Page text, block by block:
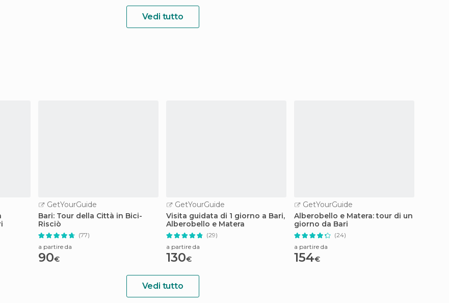
Vedi tutto
GetYourGuide
Bari: Tour della Città in Bici-
Risciò
(77)
a partire da
90€
GetYourGuide
Visita guidata di 1 giorno a Bari,
Alberobello e Matera
(29)
a partire da
130€
GetYourGuide
Alberobello e Matera: tour di un
giorno da Bari
(24)
a partire da
154€
Vedi tutto